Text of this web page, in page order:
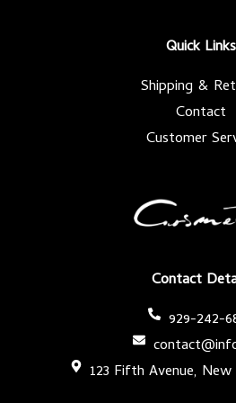
Contact
929-242-
123 Fifth Avenue,
Quick Links
Shipping &
Contact
Customer